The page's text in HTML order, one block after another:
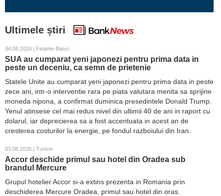
Ultimele știri
04.08.2026 | Finante-Banci
SUA au cumparat yeni japonezi pentru prima data in
peste un deceniu, ca semn de prietenie
Statele Unite au cumparat yeni japonezi pentru prima data in peste
zece ani, intr-o interventie rara pe piata valutara menita sa sprijine
moneda nipona, a confirmat duminica presedintele Donald Trump.
Yenul atinsese cel mai redus nivel din ultimii 40 de ani in raport cu
dolarul, iar deprecierea sa a fost accentuata in acest an de
cresterea costurilor la energie, pe fondul razboiului din Iran.
03.08.2026 | Turism
Accor deschide primul sau hotel din Oradea sub
brandul Mercure
Grupul hotelier Accor si-a extins prezenta in Romania prin
deschiderea Mercure Oradea, primul sau hotel din oras.